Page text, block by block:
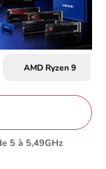
AMD Ryzen 9
5 à 5,49GHz